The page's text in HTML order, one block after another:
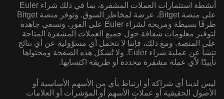
أنشطة استثمارات العملات المشفرة، بما في ذلك شراء Euler
على منصة Bitget، عرضة لمخاطر السوق. وتوفر منصة Bitget
طرقًا بسيطة ومريحة لشراء Euler على الفور، وتسعى جاهدة
لتوفير معلومات شفافة حول جميع العملات المشفرة المتاحة
على المنصة. ومع ذلك، فإننا لا نتحمل أي مسؤولية عن أي نتائج
تنشأ عن عملية شراء Euler. ولا تُشكل هذه الصفحة ومحتواها
تأييدًا لأي عملة مشفرة محددة أو طريقة اكتسابها.
ليس لدينا أي شراكة أو ارتباط بأي من الأسهم الأساسية أو
الأصول الحقيقية أو عملات الأسهم أو المؤشرات أو العلامات